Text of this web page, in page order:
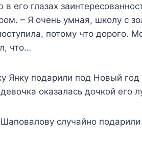
его глазах
– Я очень умная, школу с
потому что дорого.
что…
Янку подарили под Новый
оказалась дочкой его
случайно подарили